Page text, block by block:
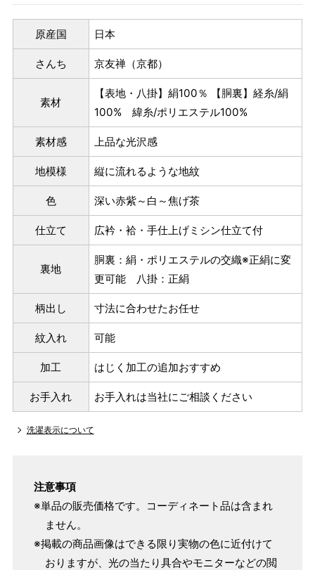
パターンオーダー（弊社規定のS～LLサイズより、身長・
ヒップを目安にサイズをお選びいただく）
マイサイズでお仕立て（お客様の希望サイズでお仕立て）
店舗で採寸（お近くの店舗でスタッフが採寸）
原産国 日本
さんち 京友禅（京都）
素材
【表地・八掛】絹100％ 【胴裏】経糸/絹
100% 緯糸/ポリエステル100%
素材感 上品な光沢感
地模様 縦に流れるような地紋
色 深い赤紫～白～焦げ茶
仕立て 広衿・袷・手仕上げミシン仕立て付
裏地
胴裏：絹・ポリエステルの交織※正絹に変
更可能 八掛：正絹
柄出し 寸法に合わせたお任せ
紋入れ 可能
加工 はじく加工の追加おすすめ
お手入れ お手入れは当社にご相談ください
洗濯表示について
注意事項
※単品の販売価格です。コーディネート品は含まれ
ません。
※掲載の商品画像はできる限り実物の色に近付けて
おりますが、光の当たり具合やモニターなどの閲